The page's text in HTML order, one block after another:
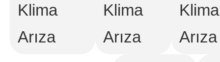
Klima
Arıza
Klima
Arıza
Klima
Arıza